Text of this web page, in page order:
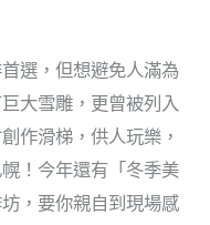
選，但想避免人滿為
大雪雕，更曾被列入
作滑梯，供人玩樂，
！今年還有「冬季美
，要你親自到現場感